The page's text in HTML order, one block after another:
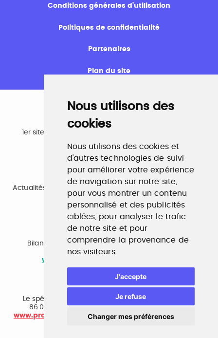
Nous utilisons des
cookies
Nous utilisons des cookies et
d'autres technologies de suivi
pour améliorer votre expérience
de navigation sur notre site,
pour vous montrer un contenu
personnalisé et des publicités
ciblées, pour analyser le trafic
de notre site et pour
comprendre la provenance de
nos visiteurs.
J'accepte
Je refuse
Changer mes préférences
Conditions générales d’utilisation
Politiques de confidentialité
Partenaires
Plan du site
Emploi
1er site emploi du secteur culturel 784.000 visites et
www.profilculture.com
Formation
Actualités, guide et annuaire des formations aux métiers
de la culture.
www.profilculture-formation.com
Accompagnement professionnel
Bilan de compétences, coaching, techniques de
recherche d'emploi, entretien conseil.
www.profilculture-competences.com
Le spécialiste du secteur culturel, une cvthèque de
86.000 CV et réseau unique de professionnels.
www.profilculture-conseil.com/cabinet-recrutement